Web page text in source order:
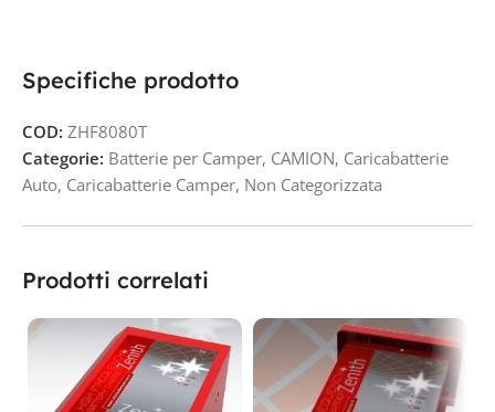
Specifiche prodotto
COD: ZHF8080T
Categorie: Batterie per Camper, CAMION, Caricabatterie
Auto, Caricabatterie Camper, Non Categorizzata
Prodotti correlati